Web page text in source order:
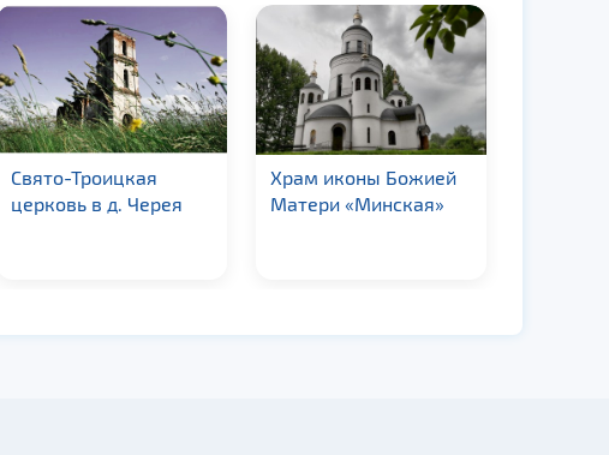
Свято-Троицкая
церковь в д. Черея
Храм иконы Божией
Матери «Минская»